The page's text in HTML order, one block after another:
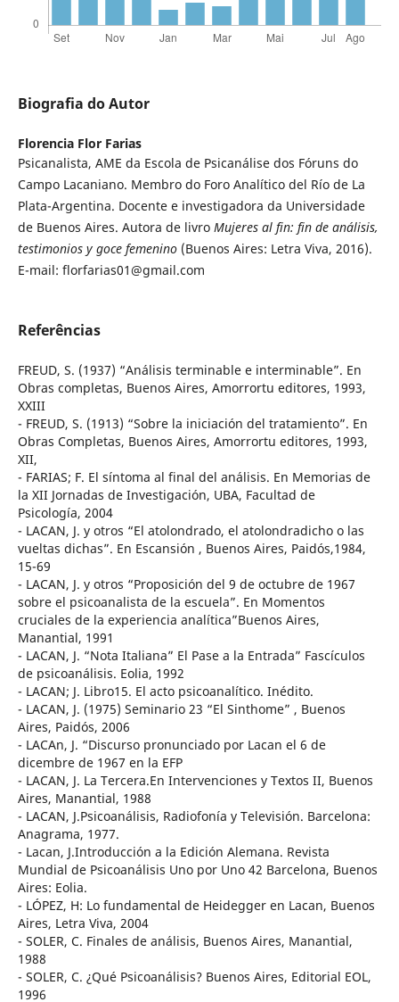
Biografia do Autor
Florencia Flor Farias
Psicanalista, AME da Escola de Psicanálise dos Fóruns do
Campo Lacaniano. Membro do Foro Analítico del Río de La
Plata-Argentina. Docente e investigadora da Universidade
de Buenos Aires. Autora de livro Mujeres al fin: fin de análisis,
testimonios y goce femenino(Buenos Aires: Letra Viva, 2016).
E-mail: florfarias01@gmail.com
Referências
FREUD, S. (1937) “Análisis terminable e interminable”. En
Obras completas, Buenos Aires, Amorrortu editores, 1993,
XXIII
- FREUD, S. (1913) “Sobre la iniciación del tratamiento”. En
Obras Completas, Buenos Aires, Amorrortu editores, 1993,
XII,
- FARIAS; F. El síntoma al final del análisis. En Memorias de
la XII Jornadas de Investigación, UBA, Facultad de
Psicología, 2004
- LACAN, J. y otros “El atolondrado, el atolondradicho o las
vueltas dichas”. En Escansión , Buenos Aires, Paidós,1984,
15-69
- LACAN, J. y otros “Proposición del 9 de octubre de 1967
sobre el psicoanalista de la escuela”. En Momentos
cruciales de la experiencia analítica”Buenos Aires,
Manantial, 1991
- LACAN, J. “Nota Italiana” El Pase a la Entrada” Fascículos
de psicoanálisis. Eolia, 1992
- LACAN; J. Libro15. El acto psicoanalítico. Inédito.
- LACAN, J. (1975) Seminario 23 “El Sinthome” , Buenos
Aires, Paidós, 2006
- LACAn, J. “Discurso pronunciado por Lacan el 6 de
dicembre de 1967 en la EFP
- LACAN, J. La Tercera.En Intervenciones y Textos II, Buenos
Aires, Manantial, 1988
- LACAN, J.Psicoanálisis, Radiofonía y Televisión. Barcelona:
Anagrama, 1977.
- Lacan, J.Introducción a la Edición Alemana. Revista
Mundial de Psicoanálisis Uno por Uno 42 Barcelona, Buenos
Aires: Eolia.
- LÓPEZ, H: Lo fundamental de Heidegger en Lacan, Buenos
Aires, Letra Viva, 2004
- SOLER, C. Finales de análisis, Buenos Aires, Manantial,
1988
- SOLER, C. ¿Qué Psicoanálisis? Buenos Aires, Editorial EOL,
1996